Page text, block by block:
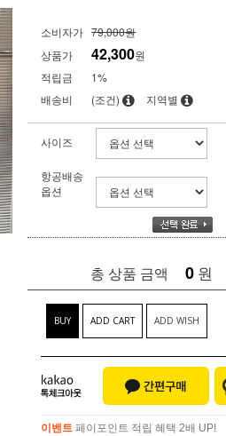
소비자가 79,000원
상품가
42,300원
적립금
1%
배송비
(조건) 지역별
사이즈
항공배송
옵션
총 상품 금액 0 원
BUY ADD CART ADD WISH
이벤트 페이포인트 적립 혜택 2배 UP!